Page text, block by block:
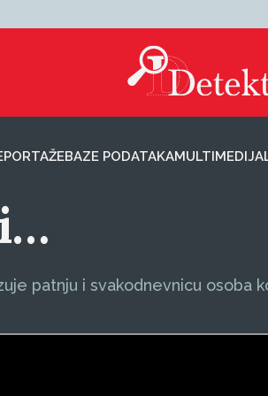
BAZE PODATAKA
patnju i svakodnevnicu